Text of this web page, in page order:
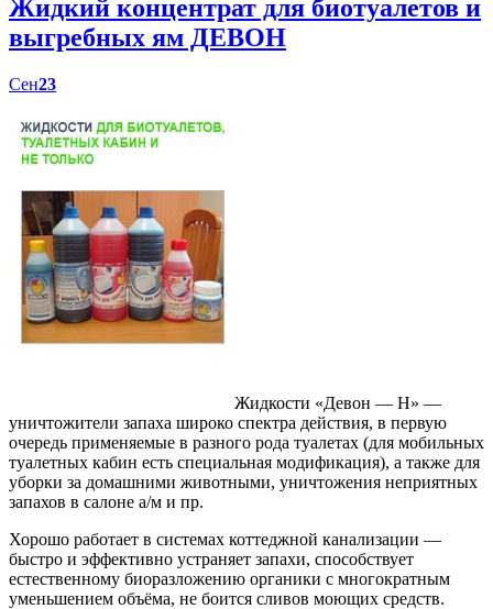
Жидкий концентрат для биотуалетов и
выгребных ям ДЕВОН
Сен23
Жидкости «Девон — Н» —
уничтожители запаха широко спектра действия, в первую
очередь применяемые в разного рода туалетах (для мобильных
туалетных кабин есть специальная модификация), а также для
уборки за домашними животными, уничтожения неприятных
запахов в салоне а/м и пр.
Хорошо работает в системах коттеджной канализации —
быстро и эффективно устраняет запахи, способствует
естественному биоразложению органики с многократным
уменьшением объёма, не боится сливов моющих средств.